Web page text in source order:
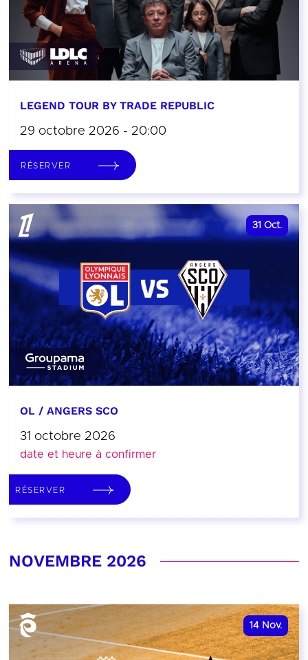
LEGEND TOUR BY TRADE REPUBLIC
29 octobre 2026 - 20:00
RÉSERVER
31 Oct.
OL / ANGERS SCO
31 octobre 2026
date et heure à confirmer
RÉSERVER
NOVEMBRE 2026
14 Nov.